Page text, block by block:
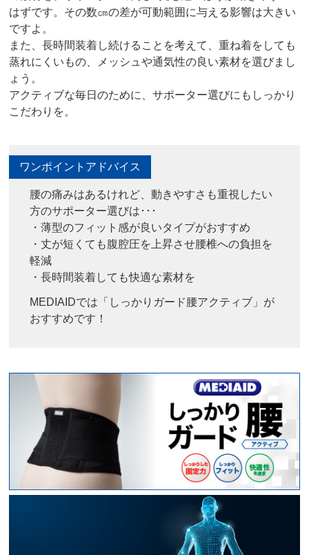
はずです。その数㎝の差が可動範囲に与える影響は大きい
ですよ。
また、長時間装着し続けることを考えて、重ね着をしても
蒸れにくいもの、メッシュや通気性の良い素材を選びまし
ょう。
アクティブな毎日のために、サポーター選びにもしっかり
こだわりを。
ワンポイントアドバイス
腰の痛みはあるけれど、動きやすさも重視したい
方のサポーター選びは･･･
・薄型のフィット感が良いタイプがおすすめ
・丈が短くても腹腔圧を上昇させ腰椎への負担を
軽減
・長時間装着しても快適な素材を
MEDIAIDでは「しっかりガード腰アクティブ」が
おすすめです！